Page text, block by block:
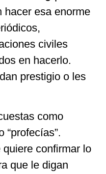
hacer esa enorme
civiles
en hacerlo.
prestigio o les
como
“profecías”.
confirmar lo
que le digan